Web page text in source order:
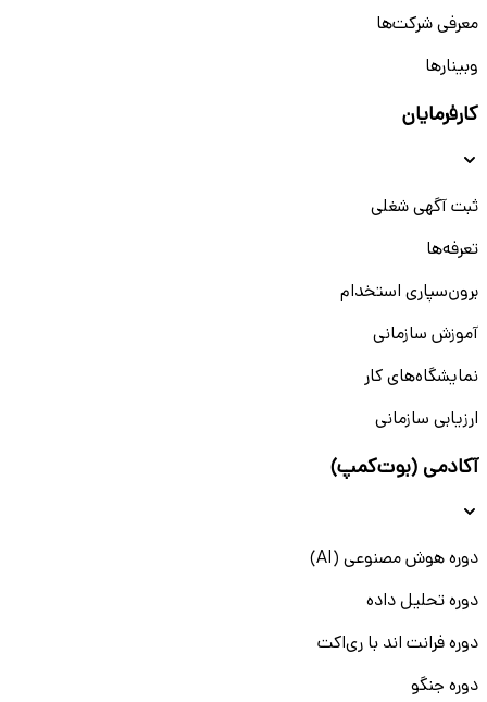
معرفی شرکت‌ها
وبینار‌‌ها
کارفرمایان
ثبت آگهی شغلی
تعرفه‌ها
برون‌سپاری استخدام
آموزش سازمانی
نمایشگاه‌های کار
ارزیابی سازمانی
آکادمی (بوت‌کمپ)
دوره هوش مصنوعی (AI)
دوره تحلیل داده
دوره فرانت اند با ری‌اکت
دوره جنگو